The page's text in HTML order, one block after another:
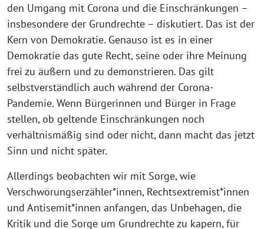
den Umgang mit Corona und die Einschränkungen –
insbesondere der Grundrechte – diskutiert. Das ist der
Kern von Demokratie. Genauso ist es in einer
Demokratie das gute Recht, seine oder ihre Meinung
frei zu äußern und zu demonstrieren. Das gilt
selbstverständlich auch während der Corona-
Pandemie. Wenn Bürgerinnen und Bürger in Frage
stellen, ob geltende Einschränkungen noch
verhältnismäßig sind oder nicht, dann macht das jetzt
Sinn und nicht später.
Allerdings beobachten wir mit Sorge, wie
Verschwörungserzähler*innen, Rechtsextremist*innen
und Antisemit*innen anfangen, das Unbehagen, die
Kritik und die Sorge um Grundrechte zu kapern, für